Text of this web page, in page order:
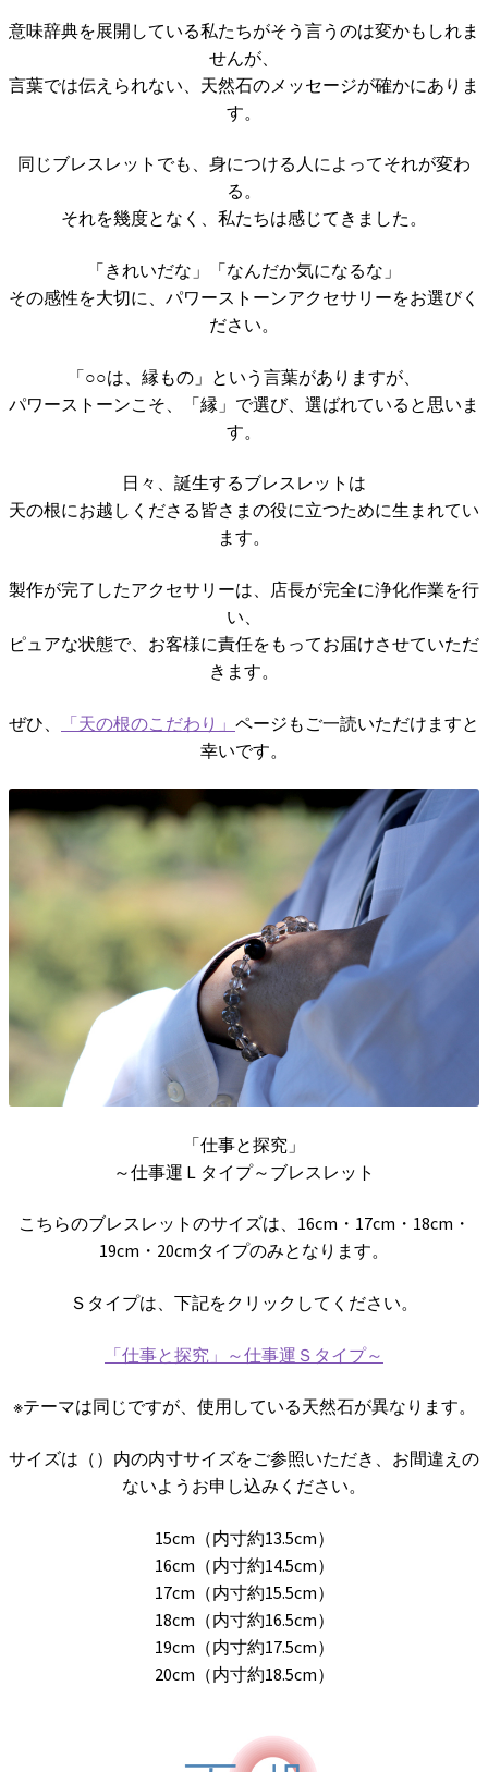
意味辞典を展開している私たちがそう言うのは変かもしれま
せんが、
言葉では伝えられない、天然石のメッセージが確かにありま
す。
同じブレスレットでも、身につける人によってそれが変わ
る。
それを幾度となく、私たちは感じてきました。
「きれいだな」「なんだか気になるな」
その感性を大切に、パワーストーンアクセサリーをお選びく
ださい。
「○○は、縁もの」という言葉がありますが、
パワーストーンこそ、「縁」で選び、選ばれていると思いま
す。
日々、誕生するブレスレットは
天の根にお越しくださる皆さまの役に立つために生まれてい
ます。
製作が完了したアクセサリーは、店長が完全に浄化作業を行
い、
ピュアな状態で、お客様に責任をもってお届けさせていただ
きます。
ぜひ、 「天の根のこだわり」 ページもご一読いただけますと
幸いです。
「仕事と探究」
～仕事運Ｌタイプ～ブレスレット
こちらのブレスレットのサイズは、16cm・17cm・18cm・
19cm・20cmタイプのみとなります。
Ｓタイプは、下記をクリックしてください。
「仕事と探究」～仕事運Ｓタイプ～
※テーマは同じですが、使用している天然石が異なります。
サイズは（）内の内寸サイズをご参照いただき、お間違えの
ないようお申し込みください。
15cm（内寸約13.5cm）
16cm（内寸約14.5cm）
17cm（内寸約15.5cm）
18cm（内寸約16.5cm）
19cm（内寸約17.5cm）
20cm（内寸約18.5cm）